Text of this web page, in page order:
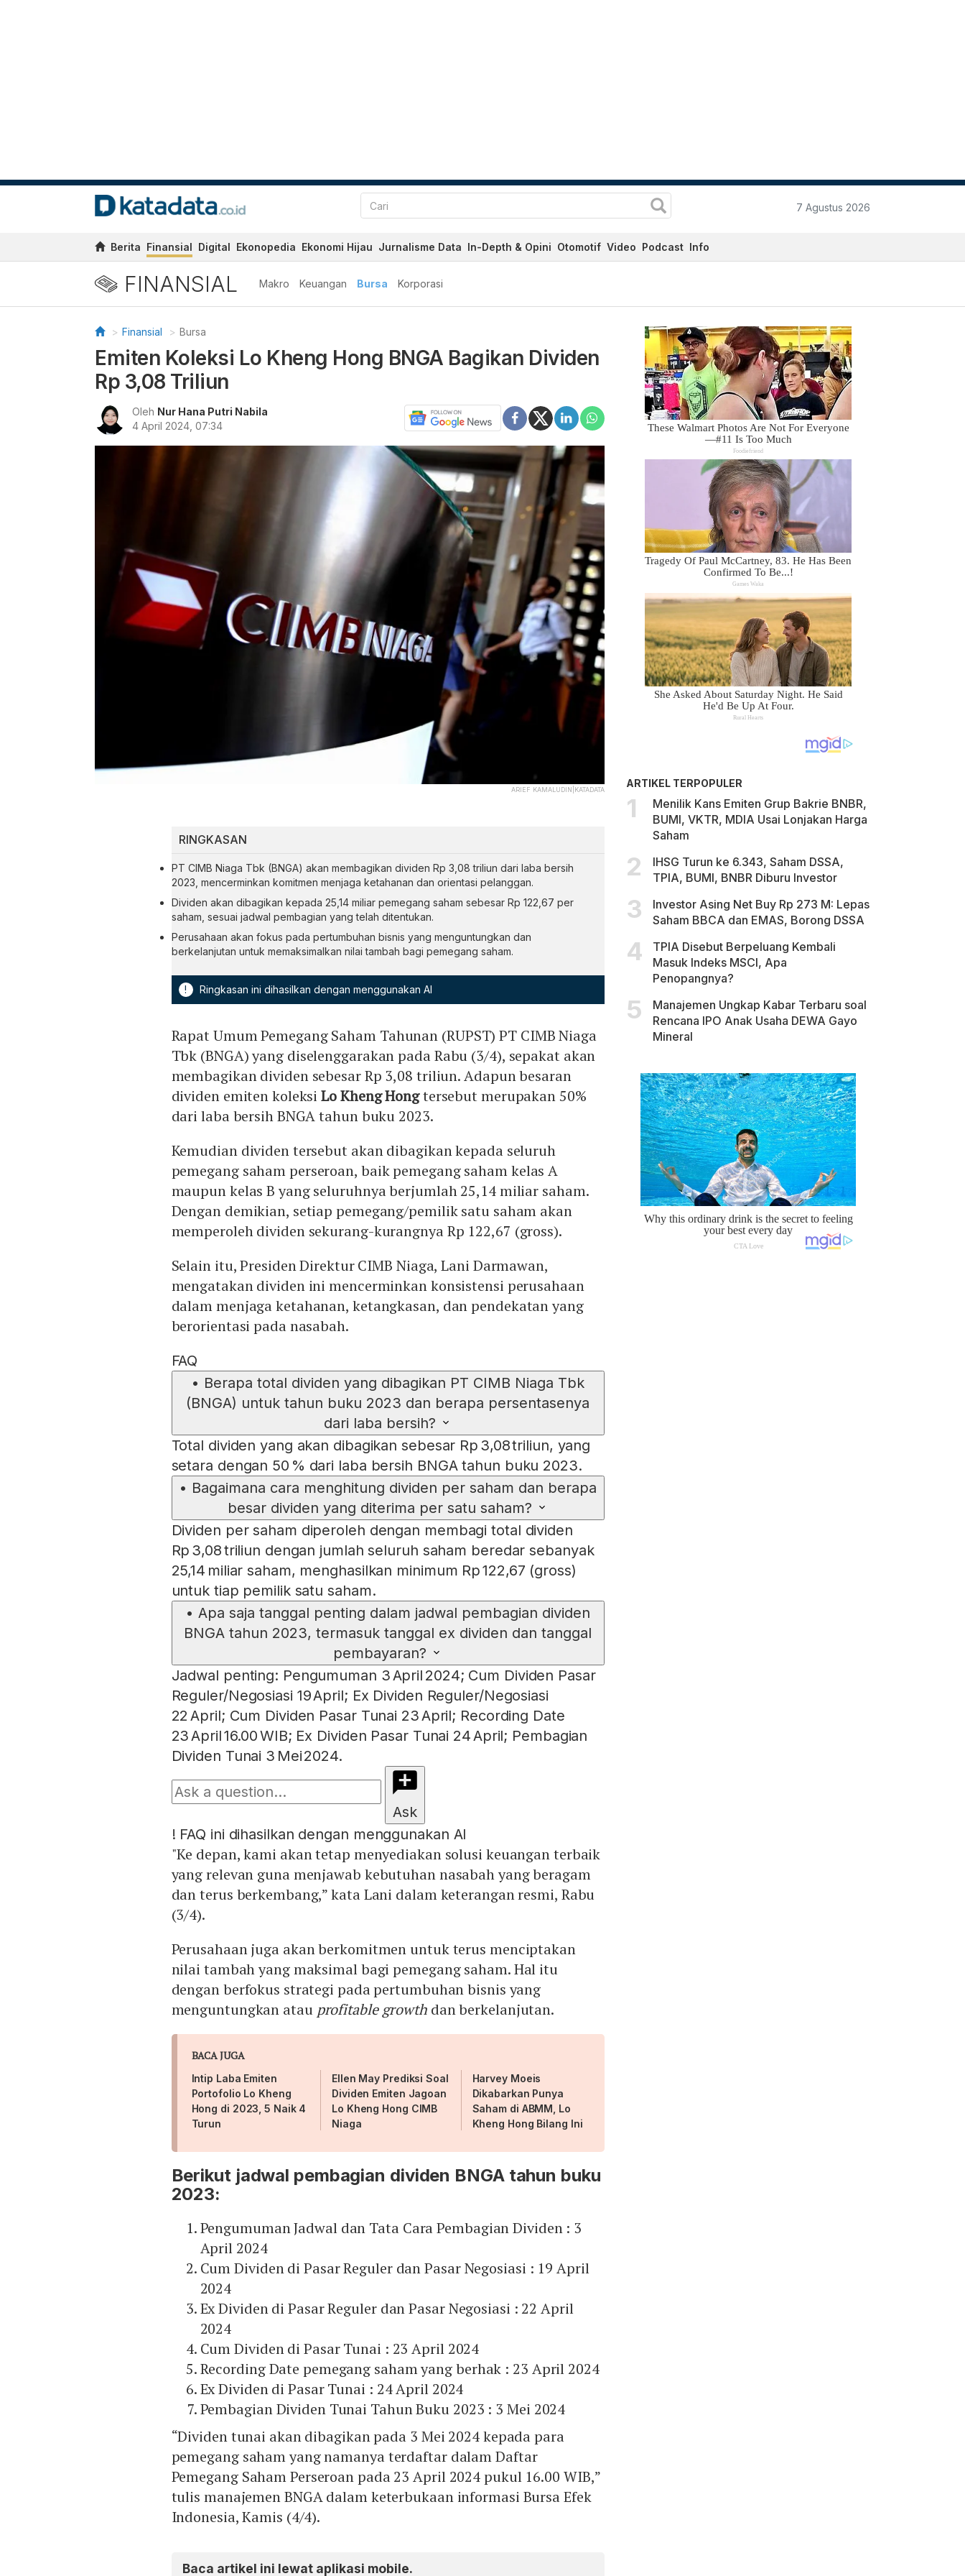
7 Agustus 2026
Berita Finansial Digital Ekonopedia Ekonomi Hijau Jurnalisme Data In-Depth & Opini Otomotif Video Podcast Info
FINANSIAL Makro Keuangan Bursa Korporasi
Finansial Bursa
Emiten Koleksi Lo Kheng Hong BNGA Bagikan Dividen
Rp 3,08 Triliun
Oleh Nur Hana Putri Nabila
4 April 2024, 07:34
ARIEF KAMALUDIN|KATADATA
RINGKASAN
PT CIMB Niaga Tbk (BNGA) akan membagikan dividen Rp 3,08 triliun dari laba bersih
2023, mencerminkan komitmen menjaga ketahanan dan orientasi pelanggan.
Dividen akan dibagikan kepada 25,14 miliar pemegang saham sebesar Rp 122,67 per
saham, sesuai jadwal pembagian yang telah ditentukan.
Perusahaan akan fokus pada pertumbuhan bisnis yang menguntungkan dan
berkelanjutan untuk memaksimalkan nilai tambah bagi pemegang saham.
! Ringkasan ini dihasilkan dengan menggunakan AI
Rapat Umum Pemegang Saham Tahunan (RUPST) PT CIMB Niaga
Tbk (BNGA) yang diselenggarakan pada Rabu (3/4), sepakat akan
membagikan dividen sebesar Rp 3,08 triliun. Adapun besaran
dividen emiten koleksiLo Kheng Hongtersebut merupakan 50%
dari laba bersih BNGA tahun buku 2023.
Kemudian dividen tersebut akan dibagikan kepada seluruh
pemegang saham perseroan, baik pemegang saham kelas A
maupun kelas B yang seluruhnya berjumlah 25,14 miliar saham.
Dengan demikian, setiap pemegang/pemilik satu saham akan
memperoleh dividen sekurang-kurangnya Rp 122,67 (gross).
Selain itu, Presiden Direktur CIMB Niaga, Lani Darmawan,
mengatakan dividen ini mencerminkan konsistensi perusahaan
dalam menjaga ketahanan, ketangkasan, dan pendekatan yang
berorientasi pada nasabah.
FAQ
• Berapa total dividen yang dibagikan PT CIMB Niaga Tbk
(BNGA) untuk tahun buku 2023 dan berapa persentasenya
dari laba bersih?
Total dividen yang akan dibagikan sebesar Rp 3,08 triliun, yang
setara dengan 50 % dari laba bersih BNGA tahun buku 2023.
• Bagaimana cara menghitung dividen per saham dan berapa
besar dividen yang diterima per satu saham?
Dividen per saham diperoleh dengan membagi total dividen
Rp 3,08 triliun dengan jumlah seluruh saham beredar sebanyak
25,14 miliar saham, menghasilkan minimum Rp 122,67 (gross)
untuk tiap pemilik satu saham.
• Apa saja tanggal penting dalam jadwal pembagian dividen
BNGA tahun 2023, termasuk tanggal ex dividen dan tanggal
pembayaran?
Jadwal penting: Pengumuman 3 April 2024; Cum Dividen Pasar
Reguler/Negosiasi 19 April; Ex Dividen Reguler/Negosiasi
22 April; Cum Dividen Pasar Tunai 23 April; Recording Date
23 April 16.00 WIB; Ex Dividen Pasar Tunai 24 April; Pembagian
Dividen Tunai 3 Mei 2024.
Ask
! FAQ ini dihasilkan dengan menggunakan AI
"Ke depan, kami akan tetap menyediakan solusi keuangan terbaik
yang relevan guna menjawab kebutuhan nasabah yang beragam
dan terus berkembang,” kata Lani dalam keterangan resmi, Rabu
(3/4).
Perusahaan juga akan berkomitmen untuk terus menciptakan
nilai tambah yang maksimal bagi pemegang saham. Hal itu
dengan berfokus strategi pada pertumbuhan bisnis yang
menguntungkan atau profitable growthdan berkelanjutan.
BACA JUGA
Intip Laba Emiten
Portofolio Lo Kheng
Hong di 2023, 5 Naik 4
Turun
Ellen May Prediksi Soal
Dividen Emiten Jagoan
Lo Kheng Hong CIMB
Niaga
Harvey Moeis
Dikabarkan Punya
Saham di ABMM, Lo
Kheng Hong Bilang Ini
Berikut jadwal pembagian dividen BNGA tahun buku
2023:
Pengumuman Jadwal dan Tata Cara Pembagian Dividen : 3
April 2024
Cum Dividen di Pasar Reguler dan Pasar Negosiasi : 19 April
2024
Ex Dividen di Pasar Reguler dan Pasar Negosiasi : 22 April
2024
Cum Dividen di Pasar Tunai : 23 April 2024
Recording Date pemegang saham yang berhak : 23 April 2024
Ex Dividen di Pasar Tunai : 24 April 2024
Pembagian Dividen Tunai Tahun Buku 2023 : 3 Mei 2024
“Dividen tunai akan dibagikan pada 3 Mei 2024 kepada para
pemegang saham yang namanya terdaftar dalam Daftar
Pemegang Saham Perseroan pada 23 April 2024 pukul 16.00 WIB,”
tulis manajemen BNGA dalam keterbukaan informasi Bursa Efek
Indonesia, Kamis (4/4).
Baca artikel ini lewat aplikasi mobile.
ARTIKEL TERPOPULER
Menilik Kans Emiten Grup Bakrie BNBR,
BUMI, VKTR, MDIA Usai Lonjakan Harga
Saham
IHSG Turun ke 6.343, Saham DSSA,
TPIA, BUMI, BNBR Diburu Investor
Investor Asing Net Buy Rp 273 M: Lepas
Saham BBCA dan EMAS, Borong DSSA
TPIA Disebut Berpeluang Kembali
Masuk Indeks MSCI, Apa
Penopangnya?
Manajemen Ungkap Kabar Terbaru soal
Rencana IPO Anak Usaha DEWA Gayo
Mineral